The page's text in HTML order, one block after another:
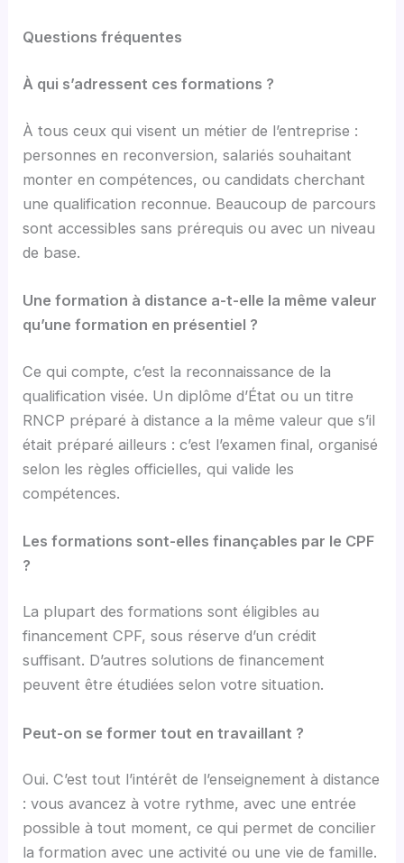
Questions fréquentes
À qui s’adressent ces formations ?
À tous ceux qui visent un métier de l’entreprise :
personnes en reconversion, salariés souhaitant
monter en compétences, ou candidats cherchant
une qualification reconnue. Beaucoup de parcours
sont accessibles sans prérequis ou avec un niveau
de base.
Une formation à distance a-t-elle la même valeur
qu’une formation en présentiel ?
Ce qui compte, c’est la reconnaissance de la
qualification visée. Un diplôme d’État ou un titre
RNCP préparé à distance a la même valeur que s’il
était préparé ailleurs : c’est l’examen final, organisé
selon les règles officielles, qui valide les
compétences.
Les formations sont-elles finançables par le CPF
?
La plupart des formations sont éligibles au
financement CPF, sous réserve d’un crédit
suffisant. D’autres solutions de financement
peuvent être étudiées selon votre situation.
Peut-on se former tout en travaillant ?
Oui. C’est tout l’intérêt de l’enseignement à distance
: vous avancez à votre rythme, avec une entrée
possible à tout moment, ce qui permet de concilier
la formation avec une activité ou une vie de famille.